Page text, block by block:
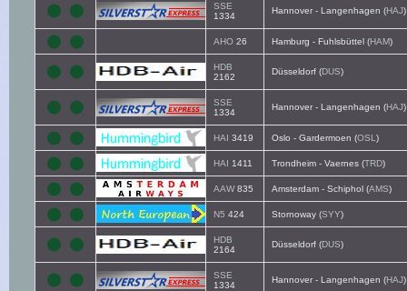
SSE
1334
Hannover - Langenhagen (HAJ)
AHO 26 Hamburg - Fuhlsbüttel (HAM)
HDB
2162
Düsseldorf (DUS)
SSE
1334
Hannover - Langenhagen (HAJ)
HAI 3419 Oslo - Gardermoen (OSL )
HAI 1411 Trondheim - Vaernes (TRD)
AAW835 Amsterdam - Schiphol (AMS)
N5 424 Stornoway (SYY)
HDB
2164
Düsseldorf (DUS)
SSE
1334
Hannover - Langenhagen (HAJ)